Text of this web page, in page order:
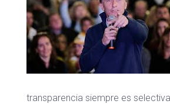
transparencia siempre es